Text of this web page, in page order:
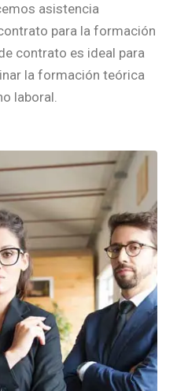
asistencia
para la formación
contrato es ideal para
la formación teórica
laboral.